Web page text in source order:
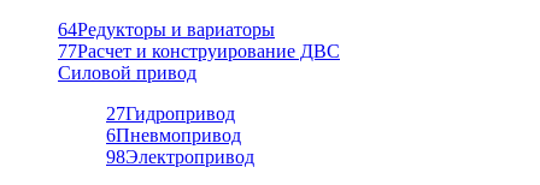
64Редукторы и вариаторы
77Расчет и конструирование ДВС
Силовой привод
27Гидропривод
6Пневмопривод
98Электропривод